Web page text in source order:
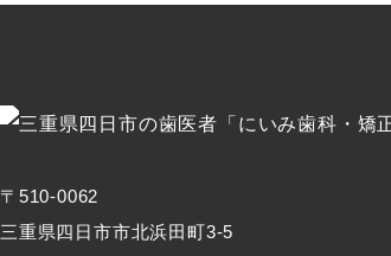
〒510-0062
三重県四日市市北浜田町3-5